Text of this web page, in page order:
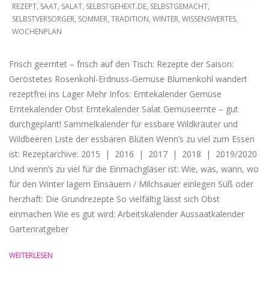
REZEPT, SAAT, SALAT, SELBSTGEHEXT.DE, SELBSTGEMACHT,
SELBSTVERSORGER, SOMMER, TRADITION, WINTER, WISSENSWERTES,
WOCHENPLAN
Frisch geerntet – frisch auf den Tisch: Rezepte der Saison:
Geröstetes Rosenkohl-Erdnuss-Gemüse Blumenkohl wandert
rezeptfrei ins Lager Mehr Infos: Erntekalender Gemüse
Erntekalender Obst Erntekalender Salat Gemüseernte – gut
durchgeplant! Sammelkalender für essbare Wildkräuter und
Wildbeeren Liste der essbaren Blüten Wenn’s zu viel zum Essen
ist: Rezeptarchive: 2015 | 2016 | 2017 | 2018 | 2019/2020
Und wenn’s zu viel für die Einmachgläser ist: Wie, was, wann, wo
für den Winter lagern Einsäuern / Milchsauer einlegen Süß oder
herzhaft: Die Grundrezepte So vielfältig lässt sich Obst
einmachen Wie es gut wird: Arbeitskalender Aussaatkalender
Gartenratgeber
WEITERLESEN